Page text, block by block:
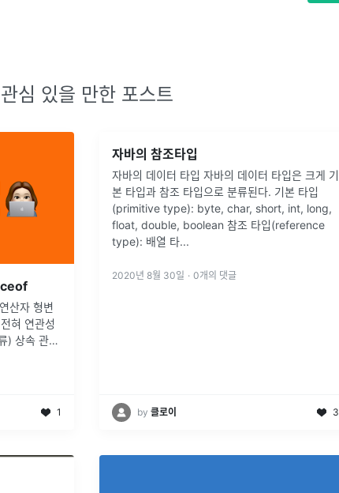
관심 있을 만한 포스트
산자 형변
혀 연관성
) 상속 관계
도 다형성
1
자바의 참조타입
자바의 데이터 타입 자바의 데이터 타입은 크게 기
본 타입과 참조 타입으로 분류된다. 기본 타입
(primitive type): byte, char, short, int, long,
float, double, boolean 참조 타입(reference
type): 배열 타...
2020년 8월 30일 · 0개의 댓글
by 클로이 3